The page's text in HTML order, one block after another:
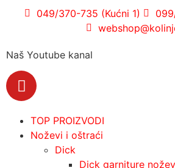
049/370-735 (Kućni 1)
Naš Youtube kanal
TOP PROIZVODI
Noževi i oštraći
Dick
Dick garniture